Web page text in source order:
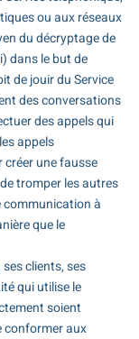
ou aux réseaux
du décryptage de
dans le but de
de jouir du Service
des conversations
des appels qui
appels
une fausse
tromper les autres
communication à
que le
ses clients, ses
qui utilise le
soient
conformer aux